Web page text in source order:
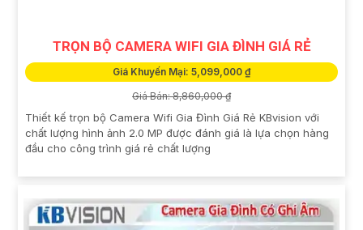
TRỌN BỘ CAMERA WIFI GIA ĐÌNH GIÁ RẺ
Giá Khuyến Mại: 5,099,000 ₫
Giá Bán: 8,860,000 ₫
Thiết kế trọn bộ Camera Wifi Gia Đình Giá Rẻ KBvision với
chất lượng hình ảnh 2.0 MP được đánh giá là lựa chọn hàng
đầu cho công trình giá rẻ chất lượng